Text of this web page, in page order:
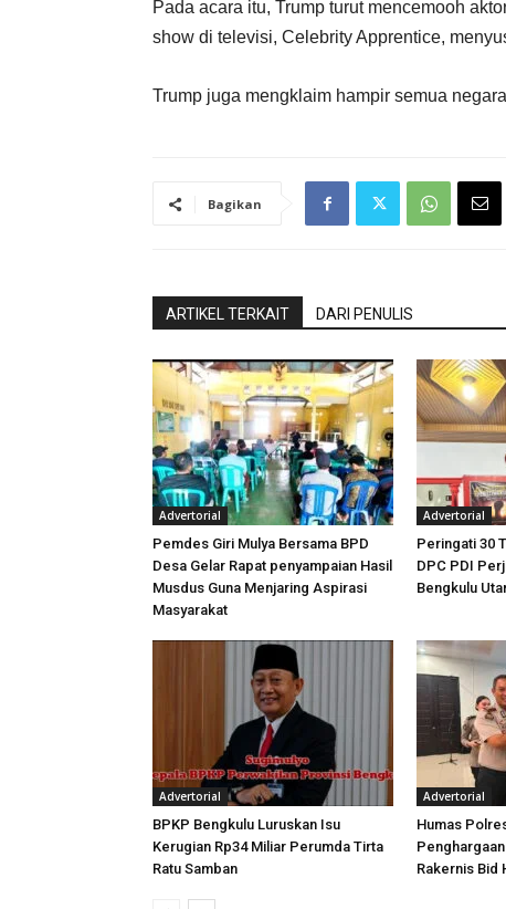
Pada acara itu, Trump turut mencemooh
show di televisi, Celebrity Apprentice,
Trump juga mengklaim hampir semua
Bagikan
ARTIKEL TERKAIT DARI PENULIS
Advertorial
Pemdes Giri Mulya Bersama BPD
Desa Gelar Rapat penyampaian Hasil
Musdus Guna Menjaring Aspirasi
Masyarakat
Advertorial
Peringati 30
DPC PDI
Bengkulu
Advertorial
BPKP Bengkulu Luruskan Isu
Kerugian Rp34 Miliar Perumda Tirta
Ratu Samban
Advertorial
Humas
Rakernis Bid